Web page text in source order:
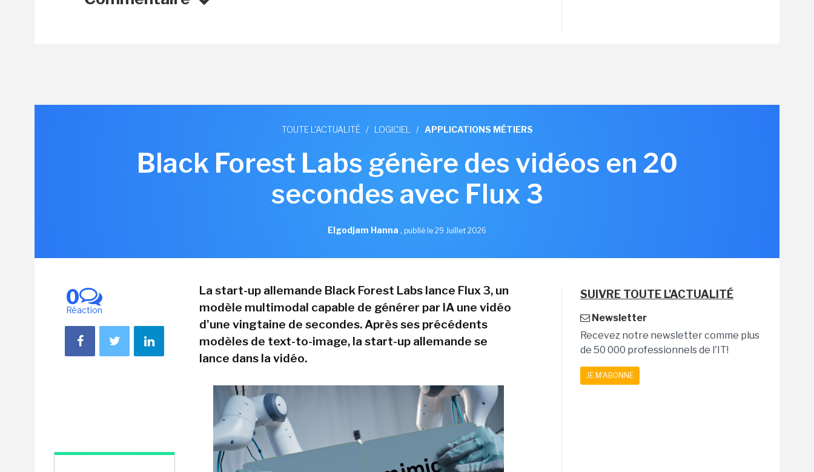
TOUTE L'ACTUALITÉ / LOGICIEL / APPLICATIONS MÉTIERS
Black Forest Labs génère des vidéos en 20
secondes avec Flux 3
Elgodjam Hanna , publié le 29 Juillet 2026
0
Réaction
La start-up allemande Black Forest Labs lance Flux 3, un
modèle multimodal capable de générer par IA une vidéo
d'une vingtaine de secondes. Après ses précédents
modèles de text-to-image, la start-up allemande se
lance dans la vidéo.
SUIVRE TOUTE L'ACTUALITÉ
Newsletter
Recevez notre newsletter comme plus
de 50 000 professionnels de l'IT!
JE M'ABONNE